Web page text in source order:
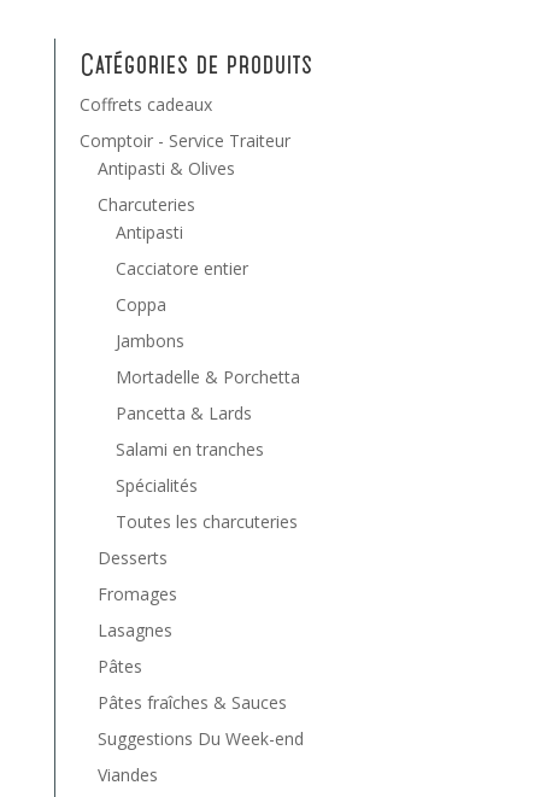
Catégories de produits
Coffrets cadeaux
Comptoir - Service Traiteur
Antipasti & Olives
Charcuteries
Antipasti
Cacciatore entier
Coppa
Jambons
Mortadelle & Porchetta
Pancetta & Lards
Salami en tranches
Spécialités
Toutes les charcuteries
Desserts
Fromages
Lasagnes
Pâtes
Pâtes fraîches & Sauces
Suggestions Du Week-end
Viandes